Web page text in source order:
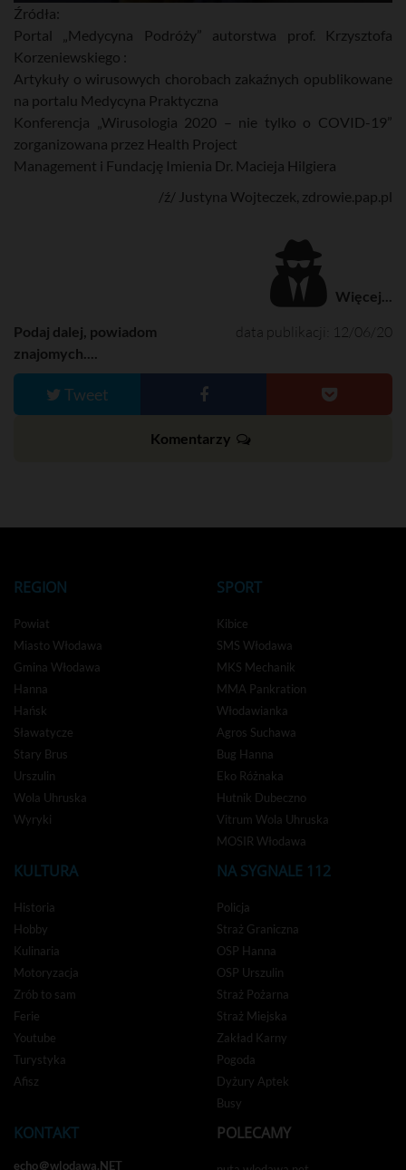
Źródła:
Portal „Medycyna Podróży” autorstwa prof. Krzysztofa
Korzeniewskiego :
Artykuły o wirusowych chorobach zakaźnych opublikowane
na portalu Medycyna Praktyczna
Konferencja „Wirusologia 2020 – nie tylko o COVID-19”
zorganizowana przez Health Project
Management i Fundację Imienia Dr. Macieja Hilgiera
/ź/ Justyna Wojteczek, zdrowie.pap.pl
Więcej...
data publikacji: 12/06/20
Podaj dalej, powiadom
znajomych....
Tweet
Komentarzy
REGION
Powiat
Miasto Włodawa
Gmina Włodawa
Hanna
Hańsk
Sławatycze
Stary Brus
Urszulin
Wola Uhruska
Wyryki
SPORT
Kibice
SMS Włodawa
MKS Mechanik
MMA Pankration
Włodawianka
Agros Suchawa
Bug Hanna
Eko Różnaka
Hutnik Dubeczno
Vitrum Wola Uhruska
MOSIR Włodawa
KULTURA
Historia
Hobby
Kulinaria
Motoryzacja
Zrób to sam
Ferie
Youtube
Turystyka
Afisz
NA SYGNALE 112
Policja
Straż Graniczna
OSP Hanna
OSP Urszulin
Straż Pożarna
Straż Miejska
Zakład Karny
Pogoda
Dyżury Aptek
Busy
KONTAKT
echo＠wlodawa.NET
POLECAMY